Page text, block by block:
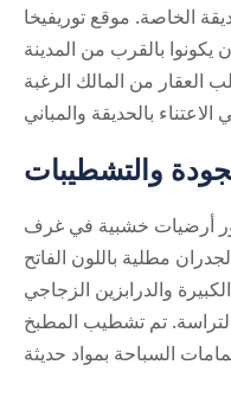
الخاصة. موقع توريفيخا
بالقرب من المدينة
العقار من المالك الرغبة
والتشطيبات
أرضيات خشبية في غرف
مطلية باللون الفاتح
والدرابزين الزجاجي
تم تشطيب المطبخ